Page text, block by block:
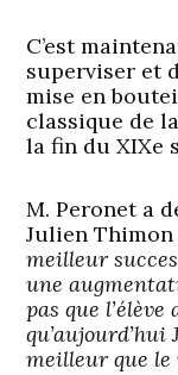
C’est
superviser et
mise en
classique de
la fin du XIXe
M. Peronet a
Julien
meilleur
une
pas que
meilleur que le